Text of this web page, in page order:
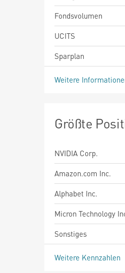
Fondsvolumen
UCITS
Sparplan
Weitere
Größte
NVIDIA Corp.
Amazon.com Inc.
Alphabet Inc.
Micron Technology
Sonstiges
Weitere Kennzahlen